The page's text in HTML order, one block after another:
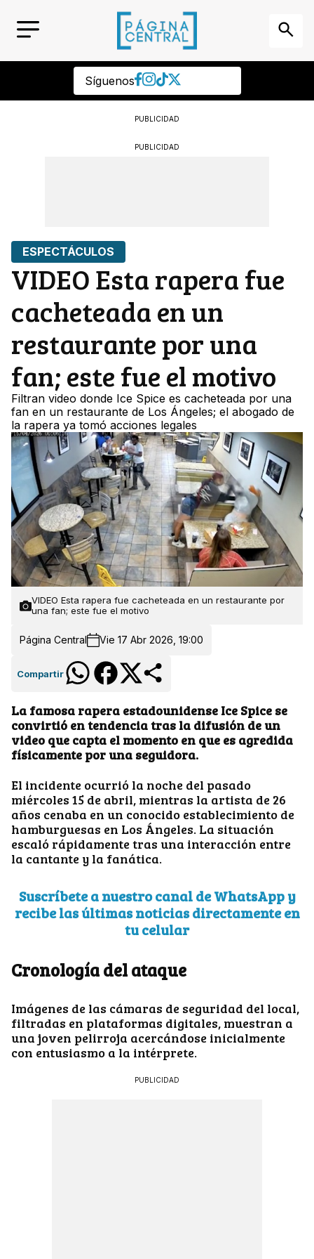
Síguenos
PUBLICIDAD
PUBLICIDAD
ESPECTÁCULOS
VIDEO Esta rapera fue
cacheteada en un
restaurante por una
fan; este fue el motivo
Filtran video donde Ice Spice es cacheteada por una
fan en un restaurante de Los Ángeles; el abogado de
la rapera ya tomó acciones legales
VIDEO Esta rapera fue cacheteada en un restaurante por
una fan; este fue el motivo
Página Central Vie 17 Abr 2026, 19:00
Compartir
La famosa rapera estadounidense Ice Spice se
convirtió en tendencia tras la difusión de un
video que capta el momento en que es agredida
físicamente por una seguidora.
El incidente ocurrió la noche del pasado
miércoles 15 de abril, mientras la artista de 26
años cenaba en un conocido establecimiento de
hamburguesas en Los Ángeles. La situación
escaló rápidamente tras una interacción entre
la cantante y la fanática.
Suscríbete a nuestro canal de WhatsApp y
recibe las últimas noticias directamente en
tu celular
Cronología del ataque
Imágenes de las cámaras de seguridad del local,
filtradas en plataformas digitales, muestran a
una joven pelirroja acercándose inicialmente
con entusiasmo a la intérprete.
PUBLICIDAD